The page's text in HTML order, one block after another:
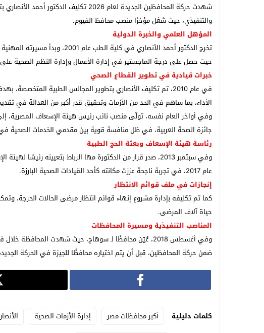
شهدت حركة المحافظين الجديدة لعام
والتنفيذي، حيث شغل مؤخرًا منصب محافظ الفيوم.
المؤهل العلمي والخبرة الدولية
حيث حصل على درجة الماجستير في إدارة الأعمال وإدارة النظم الصحية
خبرات قيادية في تطوير القطاع الصحي
في عام 2010، تم تكليف الأنصاري بتطوير المجالس الطبية
الأداء، بما ساهم في الحد من الأزمات وتحقيق قدر أكبر من العدالة في
وفي أواخر العام نفسه، تولّى منصب نائب رئيس هيئة الإسعاف المصرية،
جائزة الصحة العربية، في ظل منافسة قوية بين مقدمي الخدمات الصحية في
رئاسة هيئة الإسعاف وبعثة الحج الطبية
وفي سبتمبر 2013، صدر قرار من الدكتورة مها الرباط
عام 2017، في تجربة ناجحة عززت مكانته كأحد القيادات الصحية البارزة.
إنجازات في ملف قوائم الانتظار
كما تم تكليفه بإدارة مشروع إنهاء قوائم انتظار مرضى الحالات الحرجة،
حياة آلاف المرضى.
المناصب التنفيذية ومسيرة المحافظات
ضمن حركة المحافظين، قبل أن يتم اختياره محافظًا للجيزة في الحركة الجديدة لعام 2026، استمرارًا لمسيرته في العمل التنفيذي
كلمات دليلية أكبر محافظات مصر إدارة الأزمات الصحية